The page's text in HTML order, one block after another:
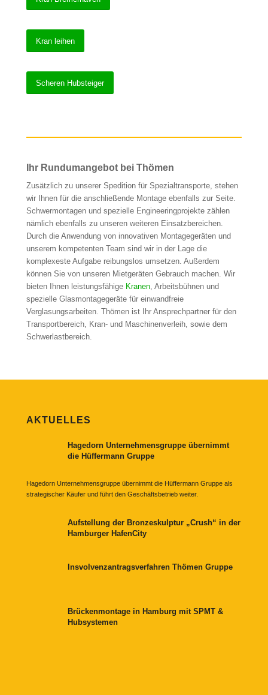
Kran leihen
Scheren Hubsteiger
Ihr Rundumangebot bei Thömen
Zusätzlich zu unserer Spedition für Spezialtransporte, stehen
wir Ihnen für die anschließende Montage ebenfalls zur Seite.
Schwermontagen und spezielle Engineeringprojekte zählen
nämlich ebenfalls zu unseren weiteren Einsatzbereichen.
Durch die Anwendung von innovativen Montagegeräten und
unserem kompetenten Team sind wir in der Lage die
komplexeste Aufgabe reibungslos umsetzen. Außerdem
können Sie von unseren Mietgeräten Gebrauch machen. Wir
bieten Ihnen leistungsfähige Kranen, Arbeitsbühnen und
spezielle Glasmontagegeräte für einwandfreie
Verglasungsarbeiten. Thömen ist Ihr Ansprechpartner für den
Transportbereich, Kran- und Maschinenverleih, sowie dem
Schwerlastbereich.
AKTUELLES
Hagedorn Unternehmensgruppe übernimmt
die Hüffermann Gruppe
Hagedorn Unternehmensgruppe übernimmt die Hüffermann Gruppe als
strategischer Käufer und führt den Geschäftsbetrieb weiter.
Aufstellung der Bronzeskulptur „Crush“ in der
Hamburger HafenCity
Insvolvenzantragsverfahren Thömen Gruppe
Brückenmontage in Hamburg mit SPMT &
Hubsystemen